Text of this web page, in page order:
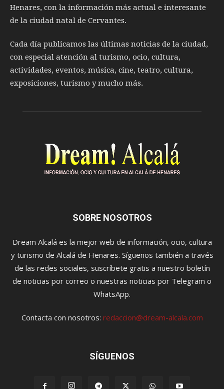
Henares, con la información más actual e interesante
de la ciudad natal de Cervantes.
Cada día publicamos las últimas noticias de la ciudad,
con especial atención al turismo, ocio, cultura,
actividades, eventos, música, cine, teatro, cultura,
exposiciones, turismo y mucho más.
SOBRE NOSOTROS
Dream Alcalá es la mejor web de información, ocio, cultura
y turismo de Alcalá de Henares. Síguenos también a través
de las redes sociales, suscríbete gratis a nuestro boletín
de noticias por correo o nuestras noticias por Telegram o
WhatsApp.
Contacta con nosotros: redaccion@dream-alcala.com
SÍGUENOS